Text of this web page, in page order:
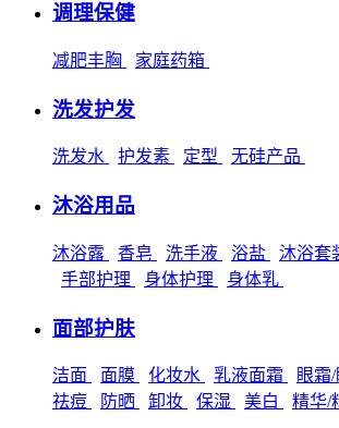
调理保健
减肥丰胸 家庭药箱
洗发护发
洗发水 护发素 定型 无硅产品
沐浴用品
沐浴露 香皂 洗手液 浴盐 沐浴套
手部护理
身体护理 身体乳
面部护肤
洁面 面膜 化妆水 乳液面霜 眼霜
祛痘
防晒 卸妆 保湿 美白 精华/